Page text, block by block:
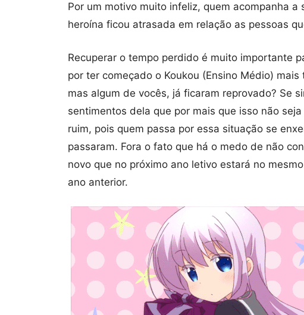
Por um motivo muito infeliz, quem acompanha
heroína ficou atrasada em relação as pessoas
Recuperar o tempo perdido é muito importante
por ter começado o Koukou (Ensino Médio)
mas algum de vocês, já ficaram reprovado? Se
sentimentos dela que por mais que isso não
ruim, pois quem passa por essa situação se
passaram. Fora o fato que há o medo de não
novo que no próximo ano letivo estará no
ano anterior.